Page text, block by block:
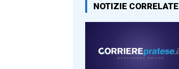
NOTIZIE CORRELATE